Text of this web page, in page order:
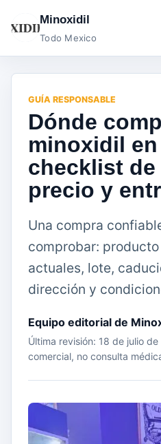
Minoxidil
Todo Mexico
GUÍA RESPONSABLE
Dónde
minoxidil en
checklist
precio y
Una compra
comprobar:
actuales, lote,
dirección y
Equipo editorial de
Última revisión: 18 de julio
comercial, no consulta